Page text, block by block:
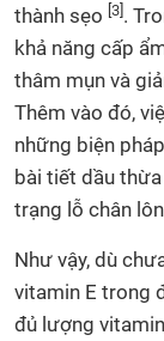
thành sẹo [3] .
khả năng cấp
thâm mụn và
Thêm vào đó,
những biện
bài tiết dầu
trạng lỗ chân
Như vậy, dù
vitamin E trong
đủ lượng